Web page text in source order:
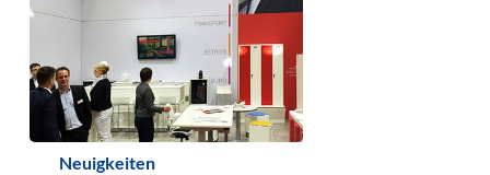
LogiMAT
Neuigkeiten